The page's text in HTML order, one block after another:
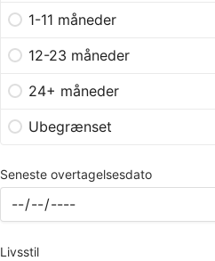
1-11 måneder
12-23 måneder
24+ måneder
Ubegrænset
Seneste overtagelsesdato
Livsstil